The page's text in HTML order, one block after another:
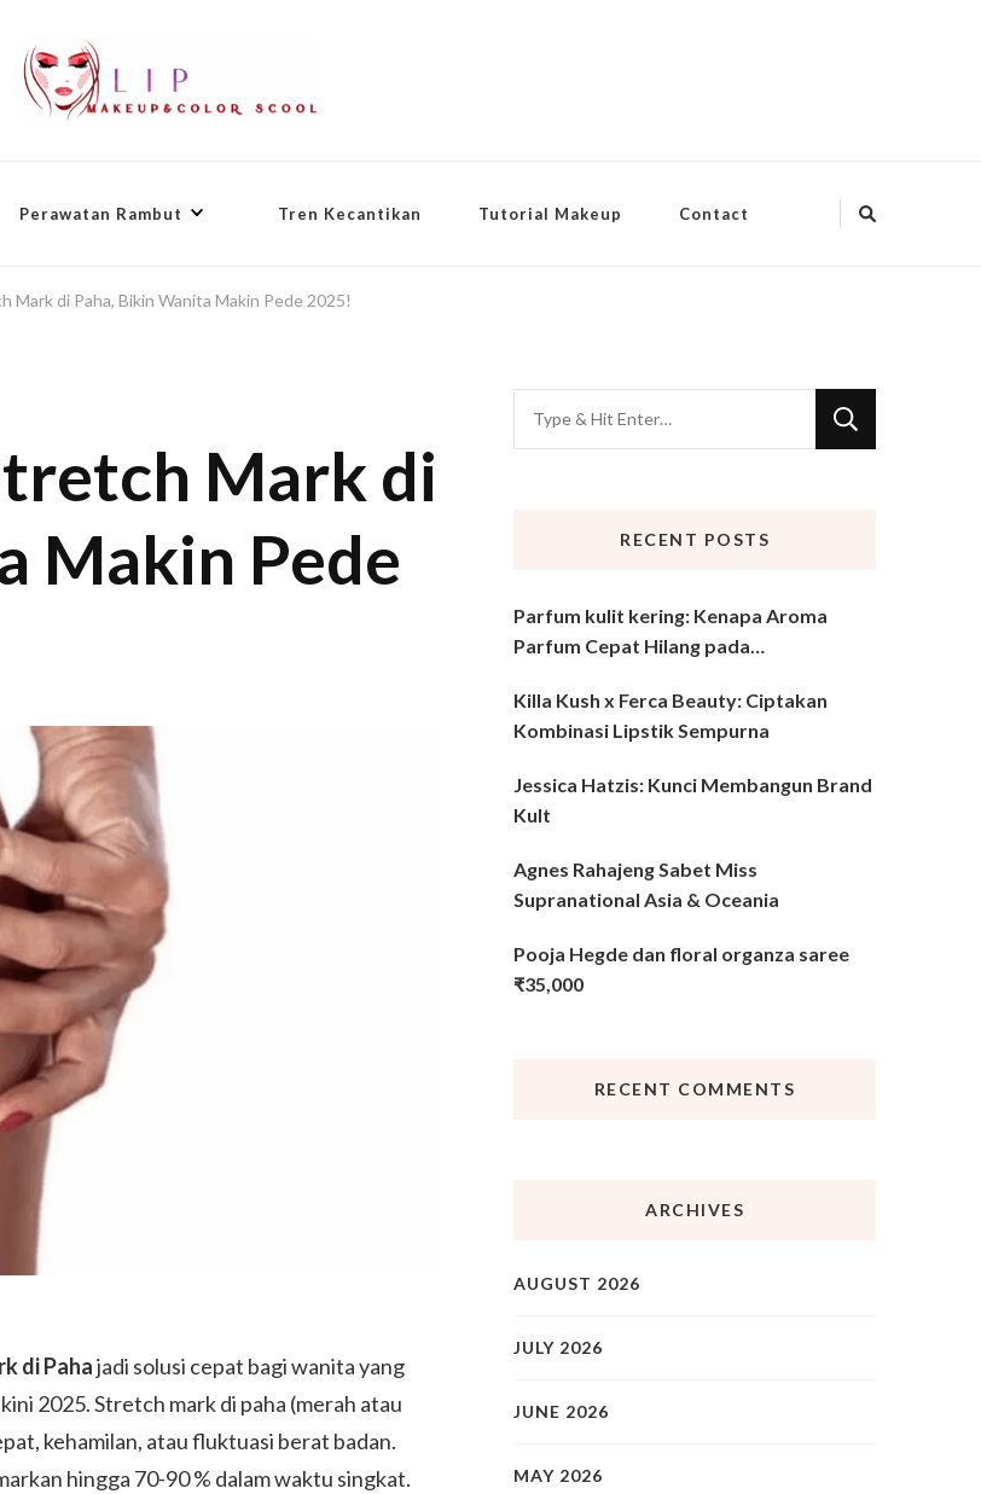
Perawatan Rambut Tren Kecantikan Tutorial Makeup Contact
Mark di Paha, Bikin Wanita Makin Pede 2025!
Mark di
Makin Pede
di Pahajadi solusi cepat bagi wanita yang
2025. Stretch mark di paha (merah atau
kehamilan, atau fluktuasi berat badan.
hingga 70-90 % dalam waktu singkat.
for
RECENT POSTS
Parfum kulit kering: Kenapa Aroma
Parfum Cepat Hilang pada…
Killa Kush x Ferca Beauty: Ciptakan
Kombinasi Lipstik Sempurna
Jessica Hatzis: Kunci Membangun Brand
Kult
Agnes Rahajeng Sabet Miss
Supranational Asia & Oceania
Pooja Hegde dan floral organza saree
₹35,000
RECENT COMMENTS
ARCHIVES
AUGUST 2026
JULY 2026
JUNE 2026
MAY 2026